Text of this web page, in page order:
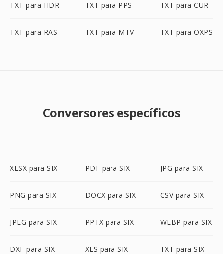
TXT para HDR TXT para PPS TXT para CUR
TXT para RAS TXT para MTV TXT para OXPS
Conversores específicos
XLSX para SIX PDF para SIX JPG para SIX
PNG para SIX DOCX para SIX CSV para SIX
JPEG para SIX PPTX para SIX WEBP para SIX
DXF para SIX XLS para SIX TXT para SIX